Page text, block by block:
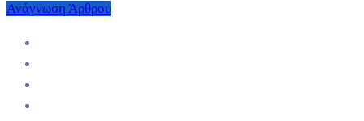
Ανάγνωση Άρθρου